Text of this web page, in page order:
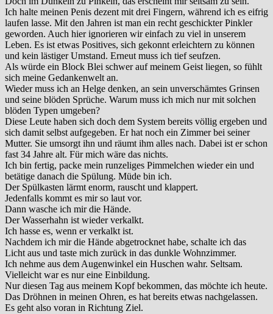
Ich halte meinen Penis dezent mit drei Fingern, während ich es eifrig
laufen lasse. Mit den Jahren ist man ein recht geschickter Pinkler
geworden. Auch hier ignorieren wir einfach zu viel in unserem
Leben. Es ist etwas Positives, sich gekonnt erleichtern zu können
und kein lästiger Umstand. Erneut muss ich tief seufzen.
Als würde ein Block Blei schwer auf meinem Geist liegen, so fühlt
sich meine Gedankenwelt an.
Wieder muss ich an Helge denken, an sein unverschämtes Grinsen
und seine blöden Sprüche. Warum muss ich mich nur mit solchen
blöden Typen umgeben?
Diese Leute haben sich doch dem System bereits völlig ergeben und
sich damit selbst aufgegeben. Er hat noch ein Zimmer bei seiner
Mutter. Sie umsorgt ihn und räumt ihm alles nach. Dabei ist er schon
fast 34 Jahre alt. Für mich wäre das nichts.
Ich bin fertig, packe mein runzeliges Pimmelchen wieder ein und
betätige danach die Spülung. Müde bin ich.
Der Spülkasten lärmt enorm, rauscht und klappert.
Jedenfalls kommt es mir so laut vor.
Dann wasche ich mir die Hände.
Der Wasserhahn ist wieder verkalkt.
Ich hasse es, wenn er verkalkt ist.
Nachdem ich mir die Hände abgetrocknet habe, schalte ich das
Licht aus und taste mich zurück in das dunkle Wohnzimmer.
Ich nehme aus dem Augenwinkel ein Huschen wahr. Seltsam.
Vielleicht war es nur eine Einbildung.
Nur diesen Tag aus meinem Kopf bekommen, das möchte ich heute.
Das Dröhnen in meinen Ohren, es hat bereits etwas nachgelassen.
Es geht also voran in Richtung Ziel.